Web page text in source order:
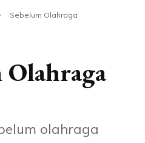
Sebelum Olahraga
Olahraga
olahraga